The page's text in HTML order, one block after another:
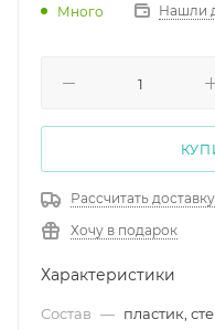
Много Нашли
Рассчитать доставку
Хочу в подарок
Характеристики
Состав — пластик,